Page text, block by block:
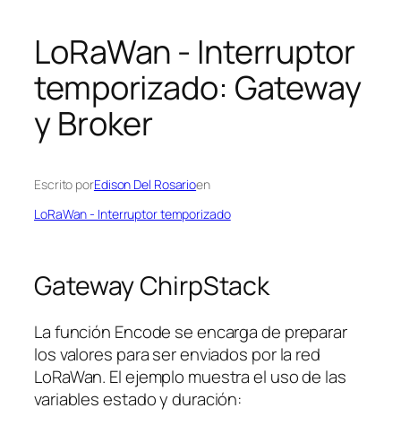
LoRaWan - Interruptor
temporizado: Gateway
y Broker
Escrito porEdison Del Rosarioen
LoRaWan - Interruptor temporizado
Gateway ChirpStack
La función Encode se encarga de preparar
los valores para ser enviados por la red
LoRaWan. El ejemplo muestra el uso de las
variables estado y duración: